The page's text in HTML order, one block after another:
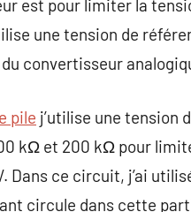
est pour limiter la
une tension de
convertisseur
pile j’utilise une tension
kΩ et 200 kΩ pour
Dans ce circuit, j’ai
circule dans cette